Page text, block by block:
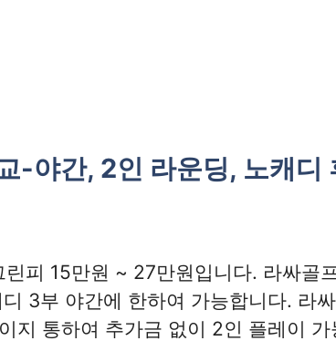
-야간, 2인 라운딩, 노캐디
린피 15만원 ~ 27만원입니다. 라싸골
3부 야간에 한하여 가능합니다. 라싸
지 통하여 추가금 없이 2인 플레이 가